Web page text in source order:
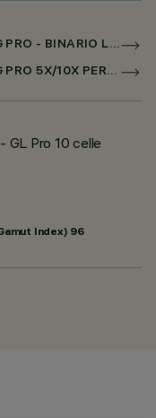
LASER BLADE XS GENERAL LIGHTING PRO - BINARIO LOW VOLTAGE
LASER BLADE XS GENERAL LIGHTING PRO 5X/10X PER BINARIO LOW VOLTAGE DALI POWERLINE
GL Pro 10 celle
Index) 96